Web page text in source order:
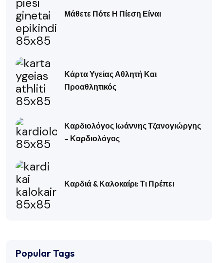
Μάθετε Πότε Η Πίεση Είναι
Κάρτα Υγείας Αθλητή Και
Προαθλητικός
Καρδιολόγος Ιωάννης Τζανογιώργης
– Καρδιολόγος
Καρδιά & Καλοκαίρι: Τι Πρέπει
Popular Tags